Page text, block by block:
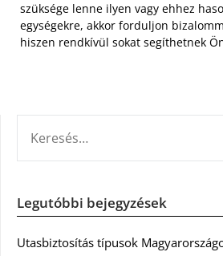
szüksége lenne ilyen vagy ehhez
egységekre, akkor forduljon
hiszen rendkívül sokat segíthetnek
Legutóbbi bejegyzések
Utasbiztosítás típusok